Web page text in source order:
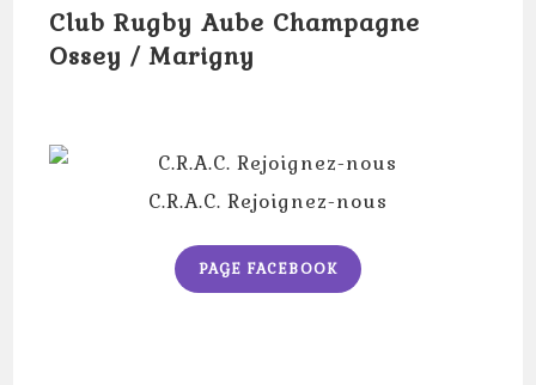
Club Rugby Aube Champagne
Ossey / Marigny
C.R.A.C. Rejoignez-nous
PAGE FACEBOOK